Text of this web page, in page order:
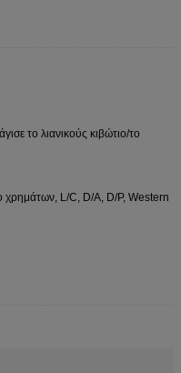
το λιανικούς κιβώτιο/το
χρημάτων, L/C, D/A, D/P, Western